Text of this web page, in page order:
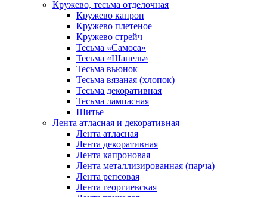
Кружево, тесьма отделочная
Кружево капрон
Кружево плетеное
Кружево стрейч
Тесьма «Самоса»
Тесьма «Шанель»
Тесьма вьюнок
Тесьма вязаная (хлопок)
Тесьма декоративная
Тесьма лампасная
Шитье
Лента атласная и декоративная
Лента атласная
Лента декоративная
Лента капроновая
Лента металлизированная (парча)
Лента репсовая
Лента георгиевская